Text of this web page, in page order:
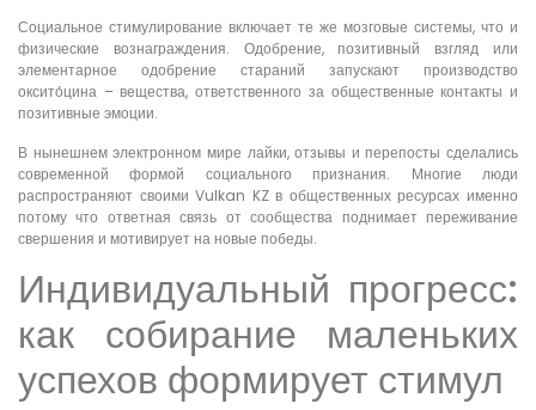
Социальное стимулирование включает те же мозговые системы, что и
физические вознаграждения. Одобрение, позитивный взгляд или
элементарное одобрение стараний запускают производство
оксито́цина – вещества, ответственного за общественные контакты и
позитивные эмоции.
В нынешнем электронном мире лайки, отзывы и перепосты сделались
современной формой социального признания. Многие люди
распространяют своими Vulkan KZ в общественных ресурсах именно
потому что ответная связь от сообщества поднимает переживание
свершения и мотивирует на новые победы.
Индивидуальный прогресс:
как собирание маленьких
успехов формирует стимул